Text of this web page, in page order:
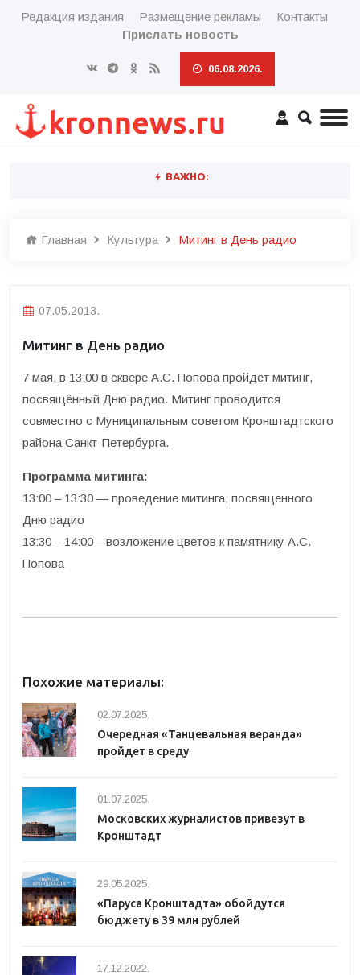
Редакция издания Размещение рекламы
Контакты
Прислать новость
06.08.2026.
ВАЖНО:
Главная Культура Митинг в День радио
07.05.2013.
Митинг в День радио
7 мая, в 13:00 в сквере А.С. Попова пройдёт митинг,
посвящённый Дню радио. Митинг проводится
совместно с Муниципальным советом Кронштадтского
района Санкт-Петербурга.
Программа митинга:
13:00 – 13:30 — проведение митинга, посвященного
Дню радио
13:30 – 14:00 – возложение цветов к памятнику А.С.
Попова
Похожие материалы:
02.07.2025.
Очередная «Танцевальная веранда»
пройдет в среду
01.07.2025.
Московских журналистов привезут в
Кронштадт
29.05.2025.
«Паруса Кронштадта» обойдутся
бюджету в 39 млн рублей
17.12.2022.